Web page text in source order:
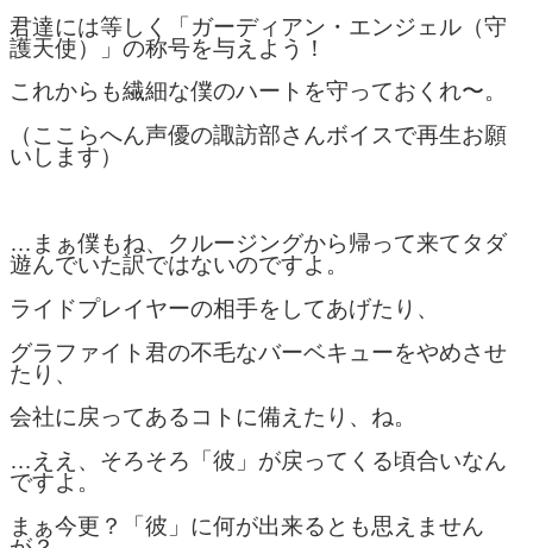
君達には等しく「ガーディアン・エンジェル（守
護天使）」の称号を与えよう！
これからも繊細な僕のハートを守っておくれ〜。
（ここらへん声優の諏訪部さんボイスで再生お願
いします）
…まぁ僕もね、クルージングから帰って来てタダ
遊んでいた訳ではないのですよ。
ライドプレイヤーの相手をしてあげたり、
グラファイト君の不毛なバーベキューをやめさせ
たり、
会社に戻ってあるコトに備えたり、ね。
…ええ、そろそろ「彼」が戻ってくる頃合いなん
ですよ。
まぁ今更？「彼」に何が出来るとも思えません